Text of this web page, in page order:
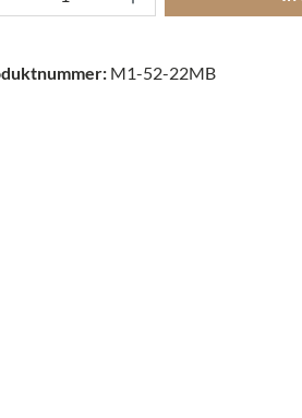
M1-52-22MB